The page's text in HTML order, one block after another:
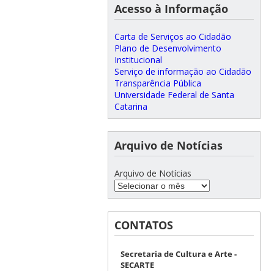
Acesso à Informação
Carta de Serviços ao Cidadão
Plano de Desenvolvimento
Institucional
Serviço de informação ao Cidadão
Transparência Pública
Universidade Federal de Santa
Catarina
Arquivo de Notícias
Arquivo de Notícias
CONTATOS
Secretaria de Cultura e Arte -
SECARTE